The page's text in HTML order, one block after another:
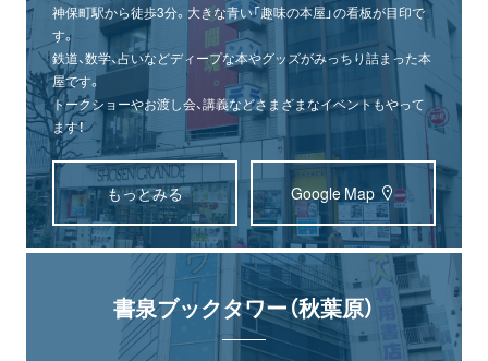
神保町駅から徒歩3分。大きな青い「趣味の本屋」の看板が目印で
す。
鉄道、数学、占いなどディープな本やグッズがみっちり詰まった本
屋です。
トークショーやお渡し会、講義などさまざまなイベントもやって
ます！
もっとみる Google Map
書泉ブックタワー（秋葉原）